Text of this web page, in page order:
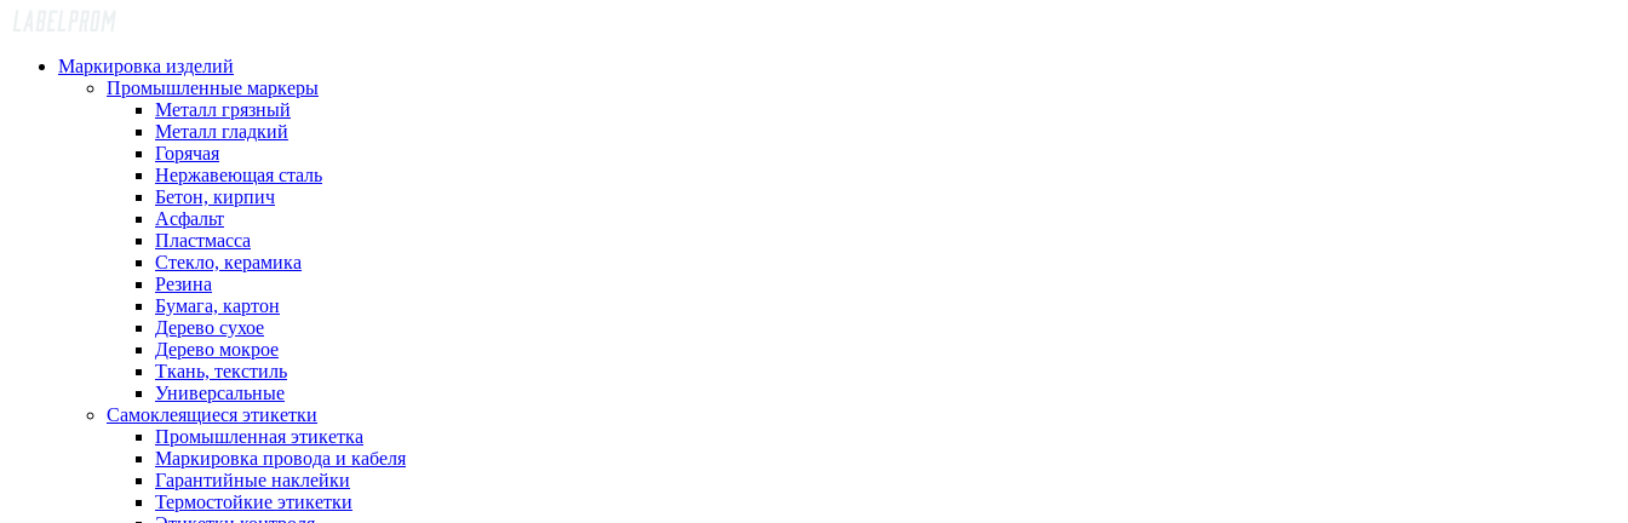
Маркировка изделий
Промышленные маркеры
Металл грязный
Металл гладкий
Горячая
Нержавеющая сталь
Бетон, кирпич
Асфальт
Пластмасса
Стекло, керамика
Резина
Бумага, картон
Дерево сухое
Дерево мокрое
Ткань, текстиль
Универсальные
Самоклеящиеся этикетки
Промышленная этикетка
Маркировка провода и кабеля
Гарантийные наклейки
Термостойкие этикетки